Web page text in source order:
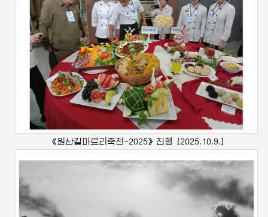
《원산갈마료리축전-2025》진행 [2025.10.9.]